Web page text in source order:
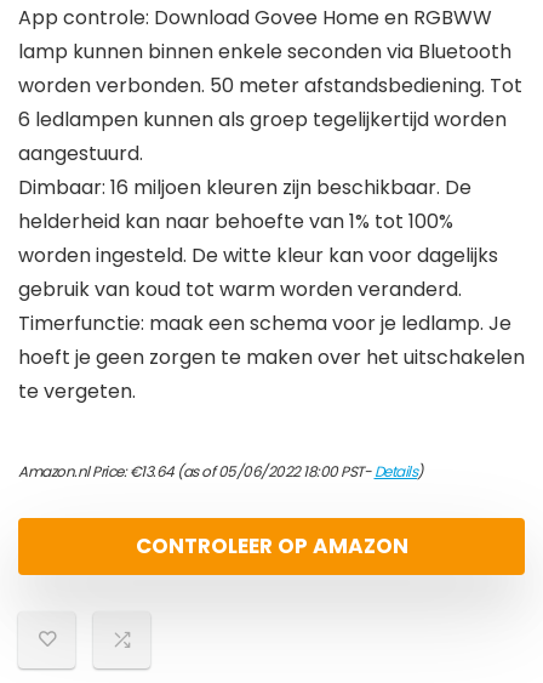
App controle: Download Govee Home en RGBWW
lamp kunnen binnen enkele seconden via Bluetooth
worden verbonden. 50 meter afstandsbediening. Tot
6 ledlampen kunnen als groep tegelijkertijd worden
aangestuurd.
Dimbaar: 16 miljoen kleuren zijn beschikbaar. De
helderheid kan naar behoefte van 1% tot 100%
worden ingesteld. De witte kleur kan voor dagelijks
gebruik van koud tot warm worden veranderd.
Timerfunctie: maak een schema voor je ledlamp. Je
hoeft je geen zorgen te maken over het uitschakelen
te vergeten.
Amazon.nl Price:€13.64(as of 05/06/2022 18:00 PST-Details)
CONTROLEER OP AMAZON